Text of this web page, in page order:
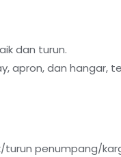
dan turun.
apron, dan hangar,
turun penumpang/